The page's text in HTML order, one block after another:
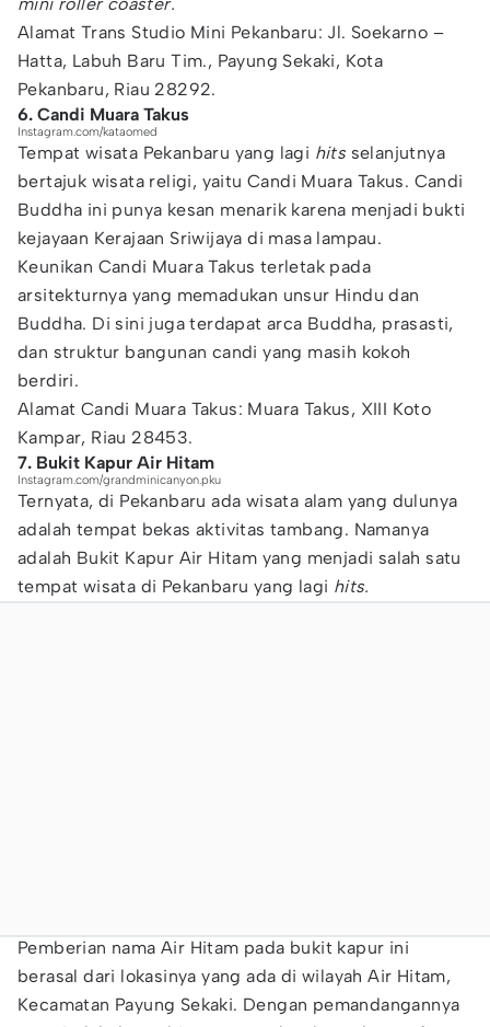
Alamat Trans Studio Mini Pekanbaru: Jl. Soekarno –
Hatta, Labuh Baru Tim., Payung Sekaki, Kota
Pekanbaru, Riau 28292.
6. Candi Muara Takus
Instagram.com/kataomed
Tempat wisata Pekanbaru yang lagi hits selanjutnya
bertajuk wisata religi, yaitu Candi Muara Takus. Candi
Buddha ini punya kesan menarik karena menjadi bukti
kejayaan Kerajaan Sriwijaya di masa lampau.
Keunikan Candi Muara Takus terletak pada
arsitekturnya yang memadukan unsur Hindu dan
Buddha. Di sini juga terdapat arca Buddha, prasasti,
dan struktur bangunan candi yang masih kokoh
berdiri.
Alamat Candi Muara Takus: Muara Takus, XIII Koto
Kampar, Riau 28453.
7. Bukit Kapur Air Hitam
Instagram.com/grandminicanyon.pku
Ternyata, di Pekanbaru ada wisata alam yang dulunya
adalah tempat bekas aktivitas tambang. Namanya
adalah Bukit Kapur Air Hitam yang menjadi salah satu
tempat wisata di Pekanbaru yang lagi hits.
Pemberian nama Air Hitam pada bukit kapur ini
berasal dari lokasinya yang ada di wilayah Air Hitam,
Kecamatan Payung Sekaki. Dengan pemandangannya